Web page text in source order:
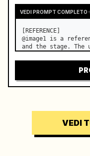
VEDI PROMPT COMPLETO
[REFERENCE]
@image1 is a
and the stage. The
the face, hair, body
of the same
VEDI